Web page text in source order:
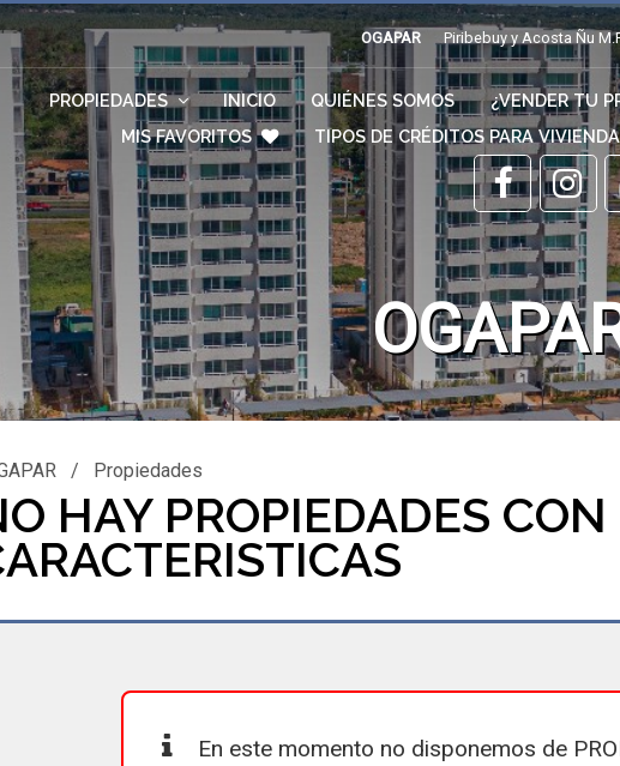
OGAPAR Piribebuy y Acosta Ñu
PROPIEDADES INICIO QUIÉNES SOMOS ¿VENDER TU
MIS FAVORITOS
TIPOS DE CRÉDITOS PARA VIVIENDA
/ Propiedades
HAY PROPIEDADES CON
En este momento no disponemos de